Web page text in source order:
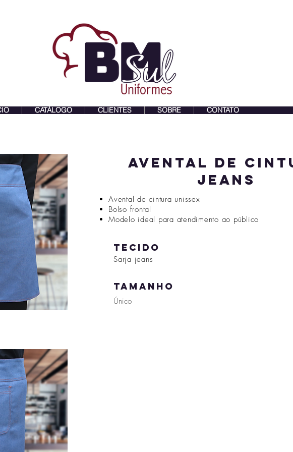
CATÁLOGO CLIENTES SOBRE CONTATO
avental de
jeans
Avental de cintura unissex
Bolso frontal
Modelo ideal para atendimento ao público
tecido
Sarja jeans
tamanho
Único